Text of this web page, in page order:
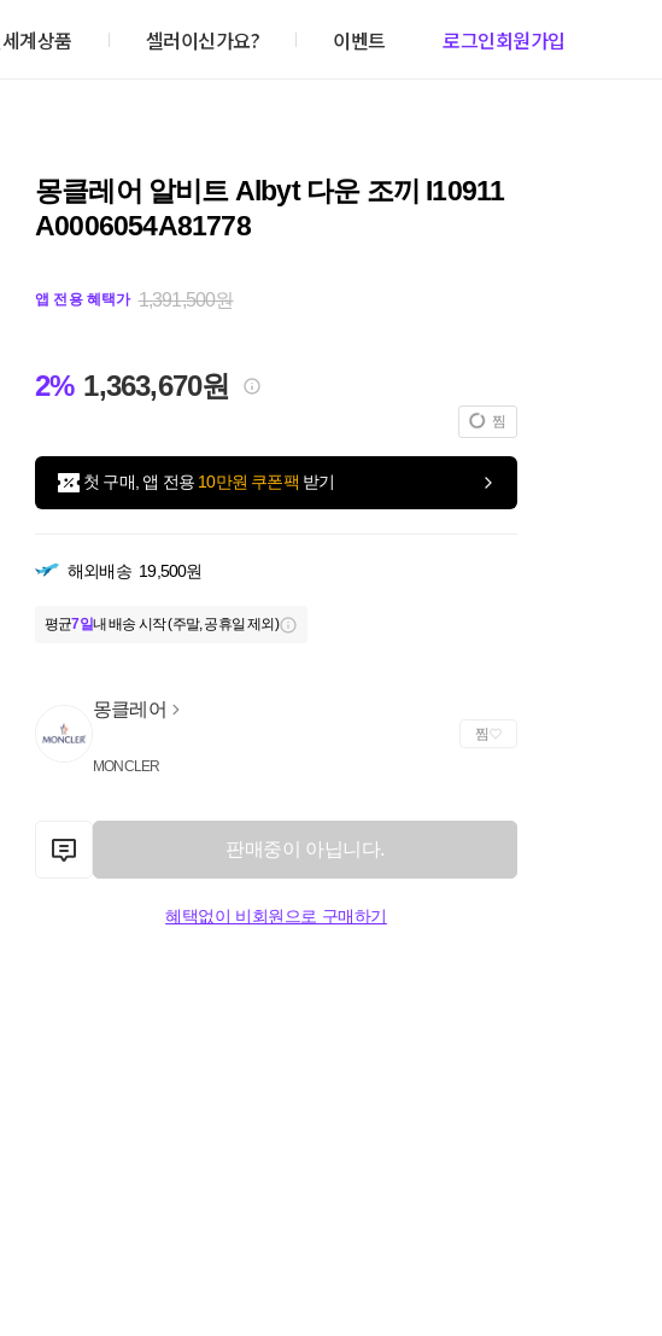
계상품 셀러이신가요? 이벤트 로그인회원가입
몽클레어 알비트 Albyt 다운 조끼 I10911
A0006054A81778
앱 전용 혜택가 1,391,500원
2% 1,363,670원
찜
첫 구매, 앱 전용 10만원 쿠폰팩 받기
해외배송 19,500원
평균7일내 배송 시작 (주말, 공휴일 제외)
몽클레어
MONCLER
찜
판매중이 아닙니다.
혜택없이 비회원으로 구매하기